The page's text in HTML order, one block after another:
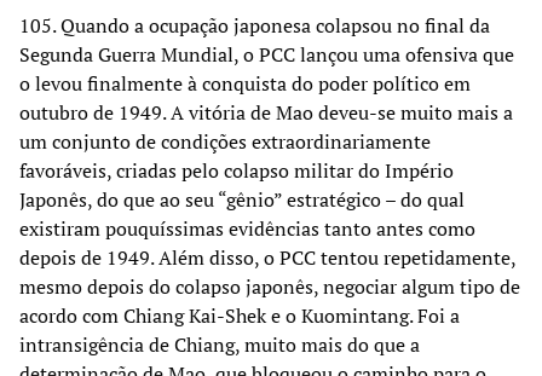
105. Quando a ocupação japonesa colapsou no final da
Segunda Guerra Mundial, o PCC lançou uma ofensiva que
o levou finalmente à conquista do poder político em
outubro de 1949. A vitória de Mao deveu-se muito mais a
um conjunto de condições extraordinariamente
favoráveis, criadas pelo colapso militar do Império
Japonês, do que ao seu “gênio” estratégico – do qual
existiram pouquíssimas evidências tanto antes como
depois de 1949. Além disso, o PCC tentou repetidamente,
mesmo depois do colapso japonês, negociar algum tipo de
acordo com Chiang Kai-Shek e o Kuomintang. Foi a
intransigência de Chiang, muito mais do que a